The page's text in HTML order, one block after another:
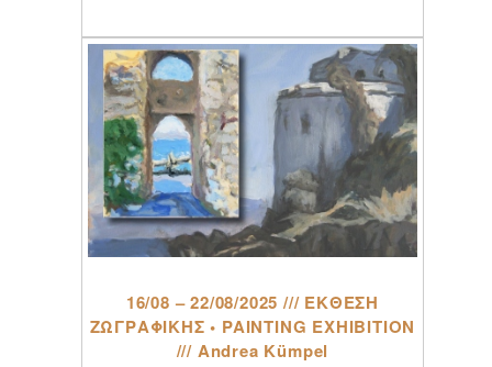
16/08 – 22/08/2025 /// ΕΚΘΕΣΗ
ΖΩΓΡΑΦΙΚΗΣ • PAINTING EXHIBITION
/// Andrea Kümpel